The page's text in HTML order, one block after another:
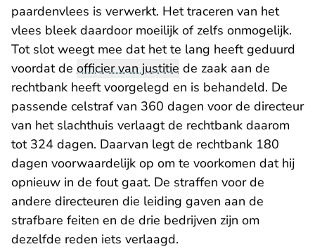
paardenvlees is verwerkt. Het traceren van het
vlees bleek daardoor moeilijk of zelfs onmogelijk.
Tot slot weegt mee dat het te lang heeft geduurd
voordat de officier van justitie de zaak aan de
rechtbank heeft voorgelegd en is behandeld. De
passende celstraf van 360 dagen voor de directeur
van het slachthuis verlaagt de rechtbank daarom
tot 324 dagen. Daarvan legt de rechtbank 180
dagen voorwaardelijk op om te voorkomen dat hij
opnieuw in de fout gaat. De straffen voor de
andere directeuren die leiding gaven aan de
strafbare feiten en de drie bedrijven zijn om
dezelfde reden iets verlaagd.